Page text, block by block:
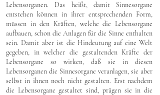
Lebensorganen. Das heißt, damit Sinnesorgane
entstehen können in ihrer entsprechenden Form,
müssen in den Kräften, welche die Lebensorgane
aufbauen, schon die Anlagen für die Sinne enthalten
sein. Damit aber ist die Hindeutung auf eine Welt
gegeben, in welcher die gestaltenden Kräfte der
Lebensorgane so wirken, daß sie in diesen
Lebensorganen die Sinnesorgane veranlagen, sie aber
selbst in ihnen noch nicht gestalten. Erst nachdem
die Lebensorgane gestaltet sind, prägen sie in die